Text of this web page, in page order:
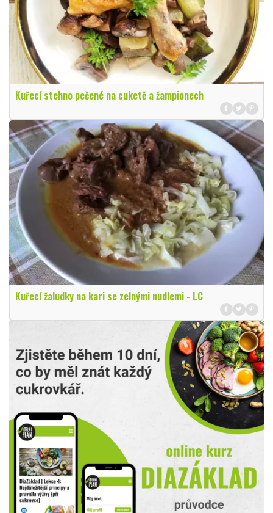
Kuřecí stehno pečené na cuketě a žampionech
Kuřecí žaludky na kari se zelnými nudlemi - LC